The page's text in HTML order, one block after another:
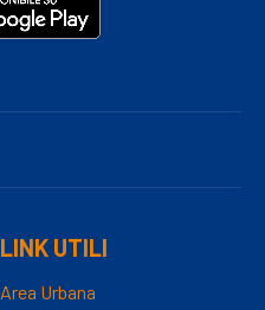
LINK UTILI
Area Urbana